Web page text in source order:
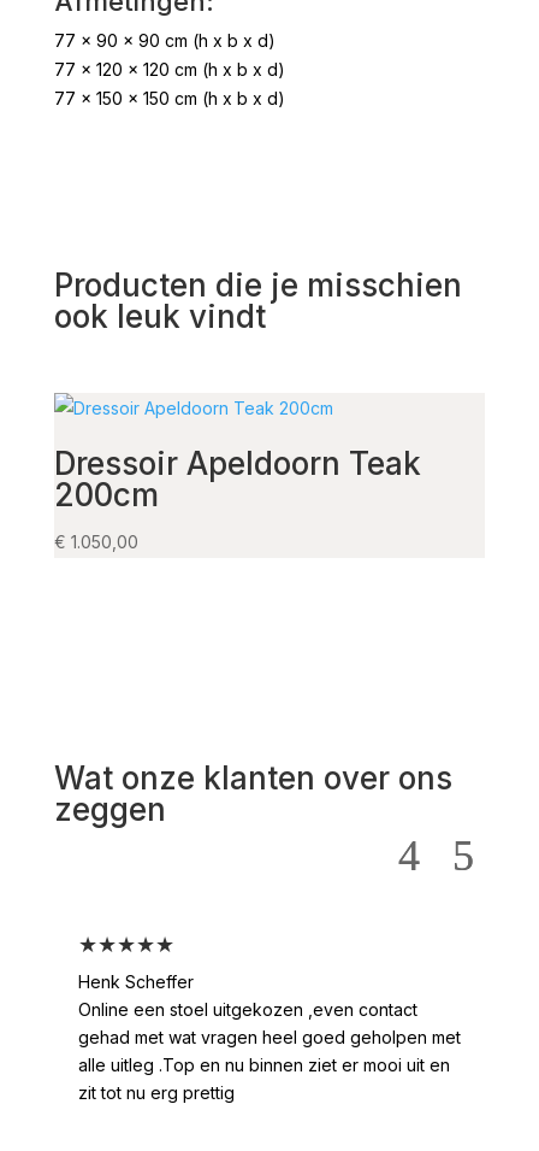
77 x 90 x 90 cm (h x b x d)
77 x 120 x 120 cm (h x b x d)
77 x 150 x 150 cm (h x b x d)
Producten die je misschien
ook leuk vindt
Dressoir Apeldoorn Teak
200cm
€ 1.050,00
Wat onze klanten over ons
zeggen
★★★★★
Henk Scheffer
Online een stoel uitgekozen ,even contact
gehad met wat vragen heel goed geholpen met
alle uitleg .Top en nu binnen ziet er mooi uit en
zit tot nu erg prettig